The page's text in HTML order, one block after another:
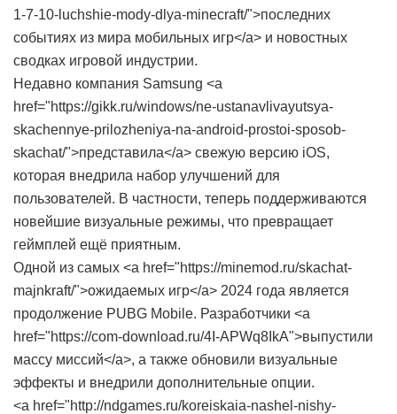
1-7-10-luchshie-mody-dlya-minecraft/">последних
событиях из мира мобильных игр</a> и новостных
сводках игровой индустрии.
Недавно компания Samsung <a
href="https://gikk.ru/windows/ne-ustanavlivayutsya-
skachennye-prilozheniya-na-android-prostoi-sposob-
skachat/">представила</a> свежую версию iOS,
которая внедрила набор улучшений для
пользователей. В частности, теперь поддерживаются
новейшие визуальные режимы, что превращает
геймплей ещё приятным.
Одной из самых <a href="https://minemod.ru/skachat-
majnkraft/">ожидаемых игр</a> 2024 года является
продолжение PUBG Mobile. Разработчики <a
href="https://com-download.ru/4I-APWq8IkA">выпустили
массу миссий</a>, а также обновили визуальные
эффекты и внедрили дополнительные опции.
<a href="http://ndgames.ru/koreiskaia-nashel-nishy-